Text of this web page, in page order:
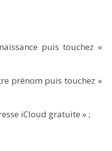
puis touchez «
prénom puis touchez «
iCloud gratuite » ;